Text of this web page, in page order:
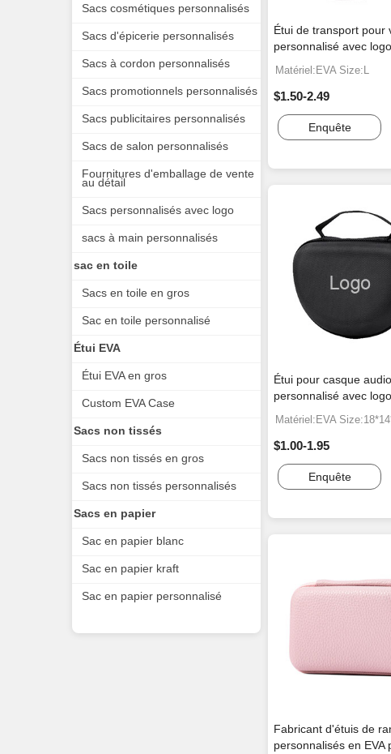
Étui de transport pour
personnalisé avec logo
Matériel:EVA Size:L
$1.50-2.49
Enquête
Étui pour casque
personnalisé avec logo
Matériel:EVA
$1.00-1.95
Enquête
Fabricant d'étuis de
personnalisés en EVA
Sacs cosmétiques personnalisés
Sacs d'épicerie personnalisés
Sacs à cordon personnalisés
Sacs promotionnels personnalisés
Sacs publicitaires personnalisés
Sacs de salon personnalisés
Fournitures d'emballage de vente
au détail
Sacs personnalisés avec logo
sacs à main personnalisés
sac en toile
Sacs en toile en gros
Sac en toile personnalisé
Étui EVA
Étui EVA en gros
Custom EVA Case
Sacs non tissés
Sacs non tissés en gros
Sacs non tissés personnalisés
Sacs en papier
Sac en papier blanc
Sac en papier kraft
Sac en papier personnalisé